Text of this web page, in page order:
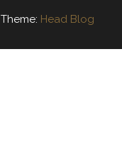
Theme: Head Blog